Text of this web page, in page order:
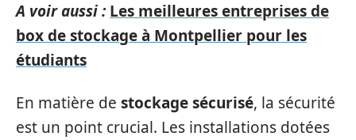
A voir aussi : Les meilleures entreprises de
box de stockage à Montpellier pour les
étudiants
En matière de stockage sécurisé, la sécurité
est un point crucial. Les installations dotées